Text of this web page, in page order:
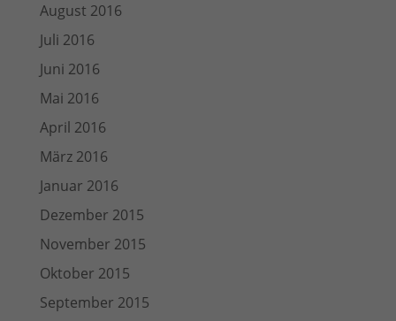
August 2016
Juli 2016
Juni 2016
Mai 2016
April 2016
März 2016
Januar 2016
Dezember 2015
November 2015
Oktober 2015
September 2015